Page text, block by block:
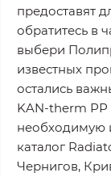
предоставят
обратитесь в
выбери
известных
остались
KAN-therm РР
необходимую
каталог
Чернигов,